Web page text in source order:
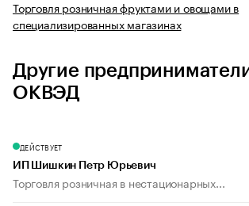
Торговля розничная фруктами и овощами в
специализированных магазинах
Другие
ОКВЭД
ДЕЙСТВУЕТ
ИП Шишкин Петр Юрьевич
Торговля розничная в нестационарных...